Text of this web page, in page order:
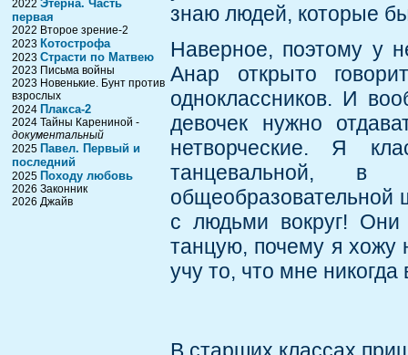
2022 Этерна. Часть
первая
2022 Второе зрение-2
2023 Котострофа
2023 Страсти по Матвею
2023 Письма войны
2023 Новенькие. Бунт против
взрослых
2024 Плакса-2
2024 Тайны Карениной -
документальный
2025 Павел. Первый и
последний
2025 Походу любовь
2026 Законник
2026 Джайв
знаю людей, которые
Наверное, поэтому у
Анар открыто
одноклассников. И
девочек нужно
нетворческие. Я
танцевальной,
общеобразовательной
с людьми вокруг!
танцую, почему я хожу
учу то, что мне